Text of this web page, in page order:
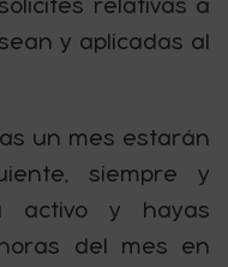
relativas a
y aplicadas al
un mes estarán
siempre y
activo y hayas
del mes en